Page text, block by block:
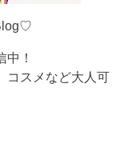
！
コスメなど大人可